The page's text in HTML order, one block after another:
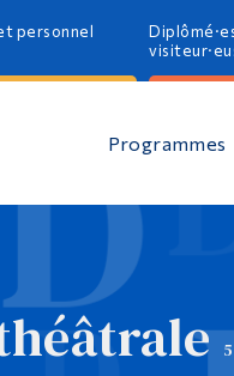
personnel
Programmes